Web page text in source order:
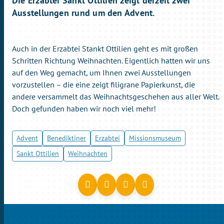
Ausstellungen rund um den Advent.
Auch in der Erzabtei Stankt Ottilien geht es mit großen
Schritten Richtung Weihnachten. Eigentlich hatten wir uns
auf den Weg gemacht, um Ihnen zwei Ausstellungen
vorzustellen – die eine zeigt filigrane Papierkunst, die
andere versammelt das Weihnachtsgeschehen aus aller Welt.
Doch gefunden haben wir noch viel mehr!
Advent Benediktiner Erzabtei
Missionsmuseum
Sankt Ottilien
Weihnachten